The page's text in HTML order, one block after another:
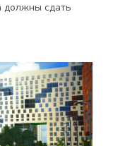
должны сдать